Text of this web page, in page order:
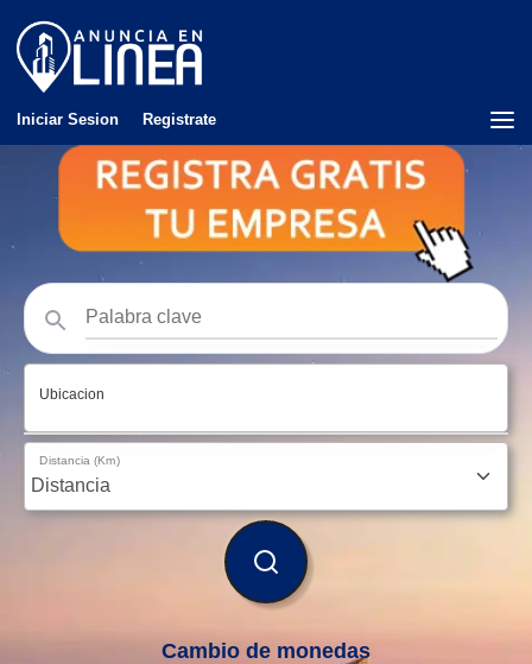
Iniciar Sesion Registrate
Ubicacion
Distancia (Km)
BUSCAR
Cambio de monedas